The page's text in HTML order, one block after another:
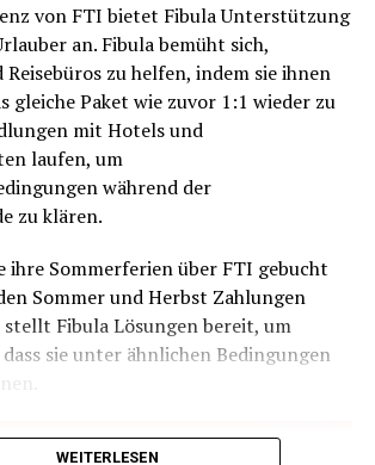
Mit einem Reisekäfer-Index von
es den dritten Platz.
für ihr kristallklares Wasser und 350
Aber mit einem Reisekäfer-Index
viele Touristen nicht nur wohl,
auch ziemlich krank. Etwa 11% aller
Nicht einmal zum Zähneputzen
von FTI bietet Fibula Unterstützung
an. Fibula bemüht sich,
Reisebüros zu helfen, indem sie ihnen
gleiche Paket wie zuvor 1:1 wieder zu
mit Hotels und
laufen, um
während der
zu klären.
ihre Sommerferien über FTI gebucht
Sommer und Herbst Zahlungen
stellt Fibula Lösungen bereit, um
sie unter ähnlichen Bedingungen
WEITERLESEN